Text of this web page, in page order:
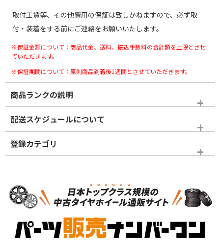
取付工賃等、その他費用の保証は致しかねますので、必ず取
付・装着をする前にご連絡をお願いいたします。
※保証金額について：商品代金、送料、振込手数料の合計額を上限とさせ
ていただきます。
※保証期間について：原則商品到着後1週間とさせていただきます。
商品ランクの説明
※商品ランクは出品者の主観により判断しておりますので、あら
かじめご了承ください。
ホイールランク
S
品）
S
新車外し品（新古
付き
配送スケジュールについて
登録カテゴリ
パーツ